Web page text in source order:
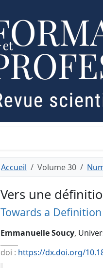
Accueil Volume 30
Vers une
Towards a
Emmanuelle Soucy,
doi : https://dx.doi.org/